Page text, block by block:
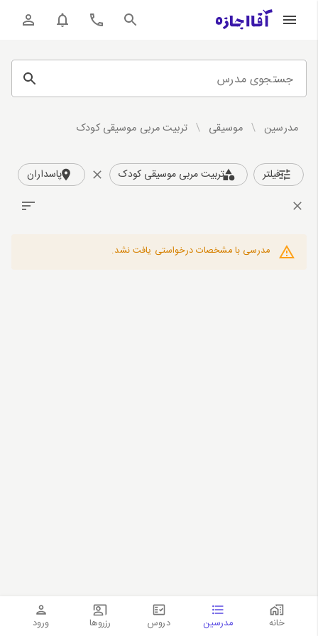
جستجوی مدرس
مدرسین / موسیقی / تربیت مربی موسیقی کودک
فیلتر تربیت مربی موسیقی کودک پاسداران
مدرسی با مشخصات درخواستی یافت نشد.
خانه مدرسین دروس رزروها ورود